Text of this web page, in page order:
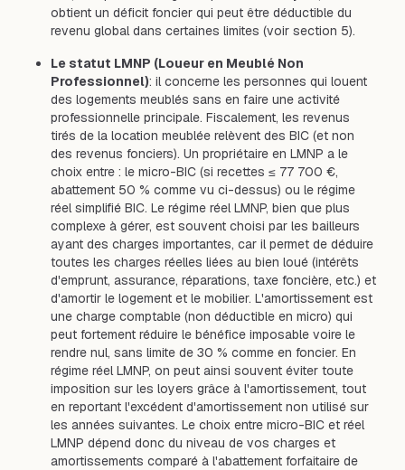
obtient un déficit foncier qui peut être déductible du
revenu global dans certaines limites (voir section 5).
Le statut LMNP (Loueur en Meublé Non
Professionnel): il concerne les personnes qui louent
des logements meublés sans en faire une activité
professionnelle principale. Fiscalement, les revenus
tirés de la location meublée relèvent des BIC (et non
des revenus fonciers). Un propriétaire en LMNP a le
choix entre : le micro-BIC (si recettes ≤ 77 700 €,
abattement 50 % comme vu ci-dessus) ou le régime
réel simplifié BIC. Le régime réel LMNP, bien que plus
complexe à gérer, est souvent choisi par les bailleurs
ayant des charges importantes, car il permet de déduire
toutes les charges réelles liées au bien loué (intérêts
d'emprunt, assurance, réparations, taxe foncière, etc.) et
d'amortir le logement et le mobilier. L'amortissement est
une charge comptable (non déductible en micro) qui
peut fortement réduire le bénéfice imposable voire le
rendre nul, sans limite de 30 % comme en foncier. En
régime réel LMNP, on peut ainsi souvent éviter toute
imposition sur les loyers grâce à l'amortissement, tout
en reportant l'excédent d'amortissement non utilisé sur
les années suivantes. Le choix entre micro-BIC et réel
LMNP dépend donc du niveau de vos charges et
amortissements comparé à l'abattement forfaitaire de